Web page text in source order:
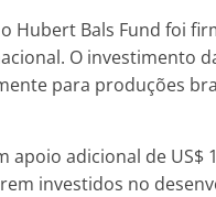
Hubert Bals Fund foi
O investimento
para produções
apoio adicional de
investidos no